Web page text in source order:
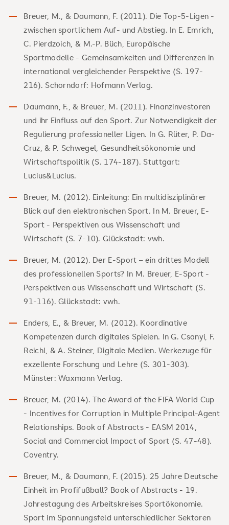
Breuer, M., & Daumann, F. (2011). Die Top-5-Ligen -
zwischen sportlichem Auf- und Abstieg. In E. Emrich,
C. Pierdzoich, & M.-P. Büch, Europäische
Sportmodelle - Gemeinsamkeiten und Differenzen in
international vergleichender Perspektive (S. 197-
216). Schorndorf: Hofmann Verlag.
Daumann, F., & Breuer, M. (2011). Finanzinvestoren
und ihr Einfluss auf den Sport. Zur Notwendigkeit der
Regulierung professioneller Ligen. In G. Rüter, P. Da-
Cruz, & P. Schwegel, Gesundheitsökonomie und
Wirtschaftspolitik (S. 174-187). Stuttgart:
Lucius&Lucius.
Breuer, M. (2012). Einleitung: Ein multidisziplinärer
Blick auf den elektronischen Sport. In M. Breuer, E-
Sport - Perspektiven aus Wissenschaft und
Wirtschaft (S. 7-10). Glückstadt: vwh.
Breuer, M. (2012). Der E-Sport – ein drittes Modell
des professionellen Sports? In M. Breuer, E-Sport -
Perspektiven aus Wissenschaft und Wirtschaft (S.
91-116). Glückstadt: vwh.
Enders, E., & Breuer, M. (2012). Koordinative
Kompetenzen durch digitales Spielen. In G. Csanyi, F.
Reichl, & A. Steiner, Digitale Medien. Werkezuge für
exzellente Forschung und Lehre (S. 301-303).
Münster: Waxmann Verlag.
Breuer, M. (2014). The Award of the FIFA World Cup
- Incentives for Corruption in Multiple Principal-Agent
Relationships. Book of Abstracts - EASM 2014,
Social and Commercial Impact of Sport (S. 47-48).
Coventry.
Breuer, M., & Daumann, F. (2015). 25 Jahre Deutsche
Einheit im Profifußball? Book of Abstracts - 19.
Jahrestagung des Arbeitskreises Sportökonomie.
Sport im Spannungsfeld unterschiedlicher Sektoren